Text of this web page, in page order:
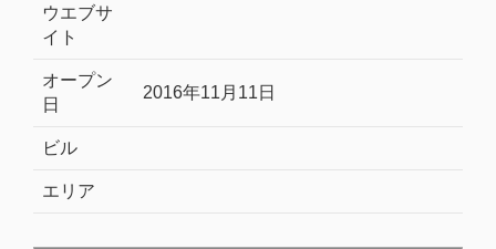
ウエブサ
イト
オープン
日
2016年11月11日
ビル
エリア